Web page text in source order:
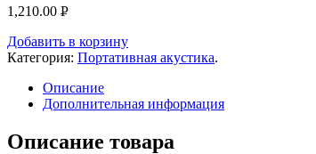
1,210.00 Р
Добавить в корзину
Категория: Портативная акустика.
Описание
Дополнительная информация
Описание товара